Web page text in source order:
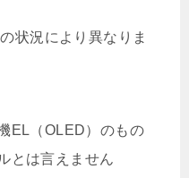
状況により異なりま
EL（OLED）のもの
とは言えません